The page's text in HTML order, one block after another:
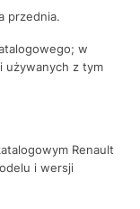
przednia.
w
używanych z tym
Renault
i wersji